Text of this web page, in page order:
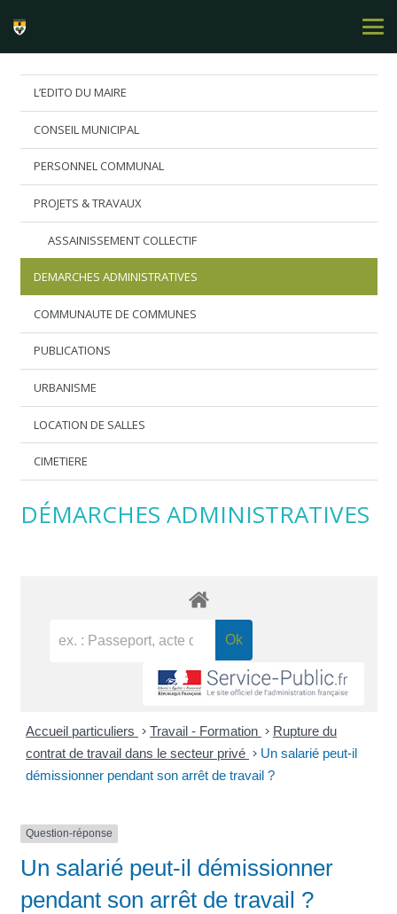
L’EDITO DU MAIRE
CONSEIL MUNICIPAL
PERSONNEL COMMUNAL
PROJETS & TRAVAUX
ASSAINISSEMENT COLLECTIF
DEMARCHES ADMINISTRATIVES
COMMUNAUTE DE COMMUNES
PUBLICATIONS
URBANISME
LOCATION DE SALLES
CIMETIERE
DÉMARCHES ADMINISTRATIVES
Accueil particuliers > Travail - Formation > Rupture du
contrat de travail dans le secteur privé > Un salarié peut-il
démissionner pendant son arrêt de travail ?
Question-réponse
Un salarié peut-il démissionner
pendant son arrêt de travail ?